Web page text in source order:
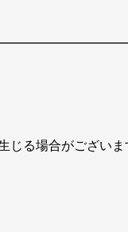
じる場合がござい